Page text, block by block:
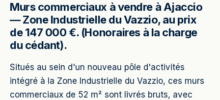
Murs commerciaux à vendre à Ajaccio
— Zone Industrielle du Vazzio, au prix
de 147 000 €. (Honoraires à la charge
du cédant).
Situés au sein d'un nouveau pôle d'activités
intégré à la Zone Industrielle du Vazzio, ces murs
commerciaux de 52 m² sont livrés bruts, avec